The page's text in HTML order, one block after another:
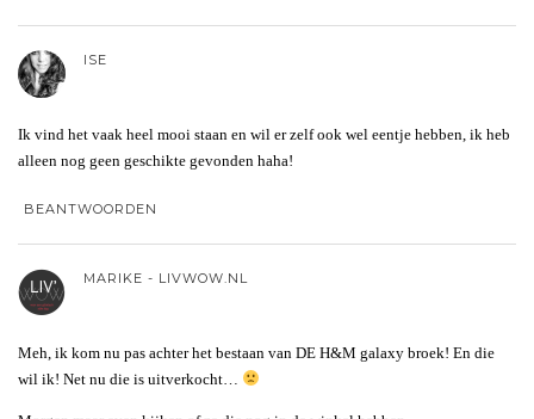
ISE
Ik vind het vaak heel mooi staan en wil er zelf ook wel eentje hebben, ik heb
alleen nog geen geschikte gevonden haha!
BEANTWOORDEN
MARIKE - LIVWOW.NL
Meh, ik kom nu pas achter het bestaan van DE H&M galaxy broek! En die
wil ik! Net nu die is uitverkocht…